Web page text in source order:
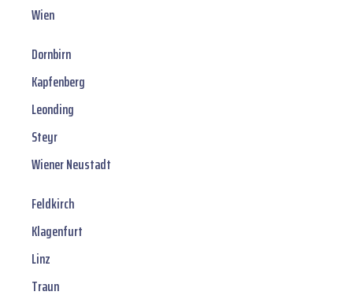
Wien
Dornbirn
Kapfenberg
Leonding
Steyr
Wiener Neustadt
Feldkirch
Klagenfurt
Linz
Traun